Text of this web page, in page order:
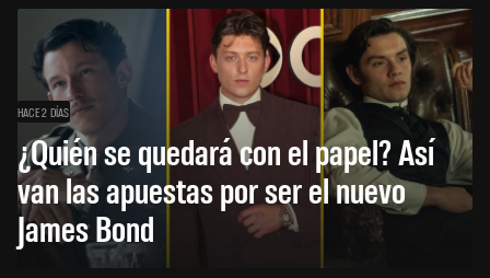
HACE 2 DÍAS
¿Quién se quedará con el papel? Así
van las apuestas por ser el nuevo
James Bond